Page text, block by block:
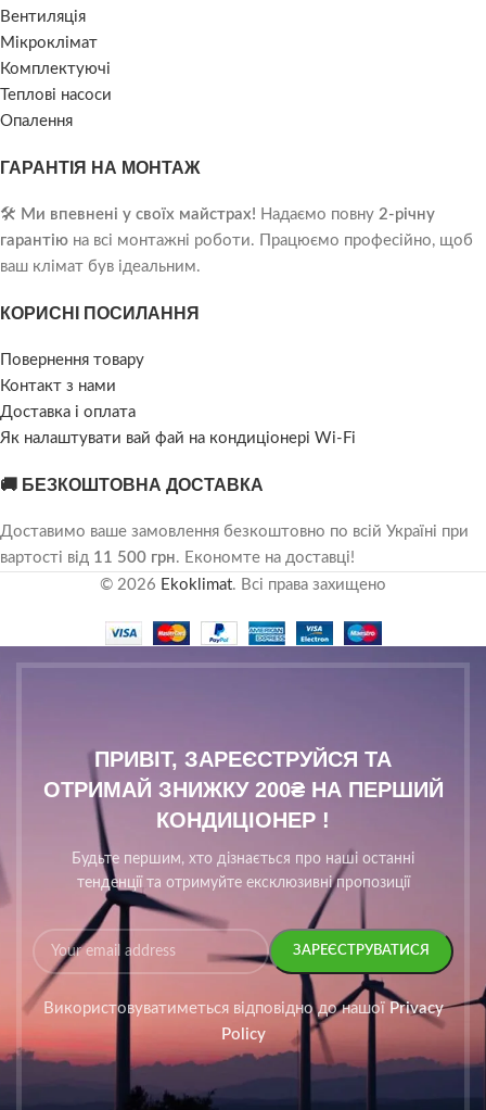
Вентиляція
Мікроклімат
Комплектуючі
Теплові насоси
Опалення
ГАРАНТІЯ НА МОНТАЖ
🛠️ Ми впевнені у своїх майстрах! Надаємо повну 2-річну
гарантію на всі монтажні роботи. Працюємо професійно, щоб
ваш клімат був ідеальним.
КОРИСНІ ПОСИЛАННЯ
Повернення товару
Контакт з нами
Доставка і оплата
Як налаштувати вай фай на кондиціонері Wi-Fi
🚚 БЕЗКОШТОВНА ДОСТАВКА
Доставимо ваше замовлення безкоштовно по всій Україні при
вартості від 11 500 грн. Економте на доставці!
© 2026 Ekoklimat. Всі права захищено
ПРИВІТ, ЗАРЕЄСТРУЙСЯ ТА
ОТРИМАЙ ЗНИЖКУ 200₴ НА ПЕРШИЙ
КОНДИЦІОНЕР !
Будьте першим, хто дізнається про наші останні
тенденції та отримуйте ексклюзивні пропозиції
Використовуватиметься відповідно до нашої Privacy
Policy